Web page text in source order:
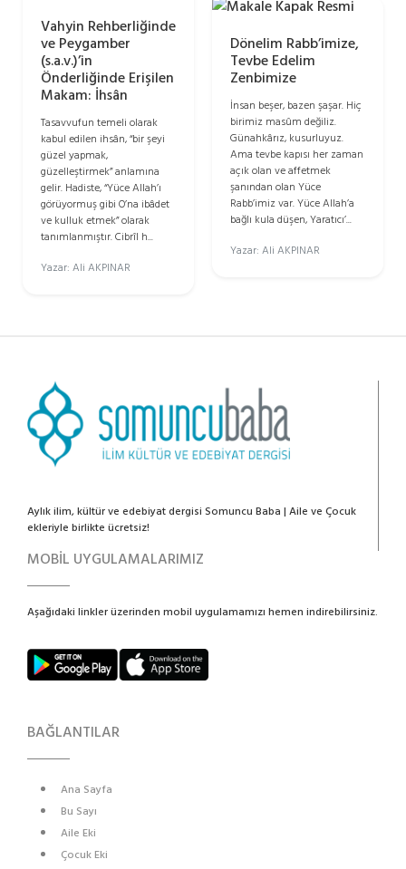
Vahyin Rehberliğinde
ve Peygamber
(s.a.v.)’in
Önderliğinde Erişilen
Makam: İhsân
Tasavvufun temeli olarak
kabul edilen ihsân, “bir şeyi
güzel yapmak,
güzelleştirmek” anlamına
gelir. Hadiste, “Yüce Allah’ı
görüyormuş gibi O’na ibâdet
ve kulluk etmek” olarak
tanımlanmıştır. Cibrîl h...
Yazar: Ali AKPINAR
Dönelim Rabb’imize,
Tevbe Edelim
Zenbimize
İnsan beşer, bazen şaşar. Hiç
birimiz masûm değiliz.
Günahkârız, kusurluyuz.
Ama tevbe kapısı her zaman
açık olan ve affetmek
şanından olan Yüce
Rabb’imiz var. Yüce Allah’a
bağlı kula düşen, Yaratıcı’...
Yazar: Ali AKPINAR
Aylık ilim, kültür ve edebiyat dergisi Somuncu Baba | Aile ve Çocuk
ekleriyle birlikte ücretsiz!
MOBİL UYGULAMALARIMIZ
Aşağıdaki linkler üzerinden mobil uygulamamızı hemen indirebilirsiniz.
BAĞLANTILAR
Ana Sayfa
Bu Sayı
Aile Eki
Çocuk Eki